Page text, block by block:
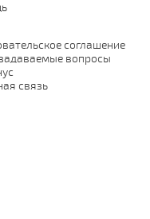
соглашение
вопросы
связь